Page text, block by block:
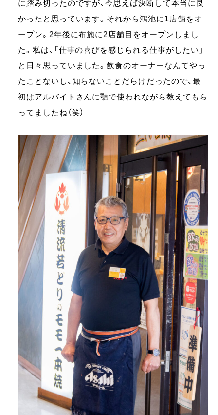
に踏み切ったのですが、今思えば決断して本当に良
かったと思っています。それから鴻池に1店舗をオ
ープン。2年後に布施に2店舗目をオープンしまし
た。私は、「仕事の喜びを感じられる仕事がしたい」
と日々思っていました。飲食のオーナーなんてやっ
たことないし、知らないことだらけだったので、最
初はアルバイトさんに顎で使われながら教えてもら
ってましたね（笑）